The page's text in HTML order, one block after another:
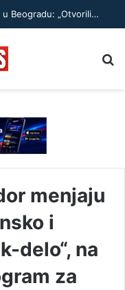
Vučić ugostio Zelenskog na večeri u Beogradu: „Otvorili smo razgovore o temama koje će biti u fokusu sastanaka“
menjaju
i
delo“, na
za